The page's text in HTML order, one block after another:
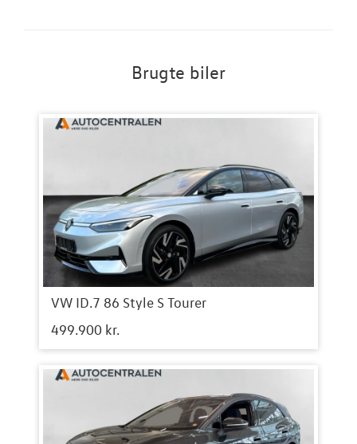
Brugte biler
VW ID.7 86 Style S Tourer
499.900 kr.